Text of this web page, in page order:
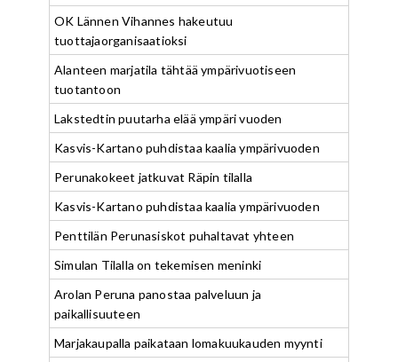
OK Lännen Vihannes hakeutuu
tuottajaorganisaatioksi
Alanteen marjatila tähtää ympärivuotiseen
tuotantoon
Lakstedtin puutarha elää ympäri vuoden
Kasvis-Kartano puhdistaa kaalia ympärivuoden
Perunakokeet jatkuvat Räpin tilalla
Kasvis-Kartano puhdistaa kaalia ympärivuoden
Penttilän Perunasiskot puhaltavat yhteen
Simulan Tilalla on tekemisen meninki
Arolan Peruna panostaa palveluun ja
paikallisuuteen
Marjakaupalla paikataan lomakuukauden myynti